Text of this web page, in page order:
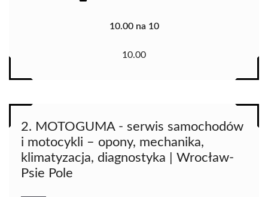
10.00 na 10
10.00
2. MOTOGUMA - serwis samochodów
i motocykli – opony, mechanika,
klimatyzacja, diagnostyka | Wrocław-
Psie Pole